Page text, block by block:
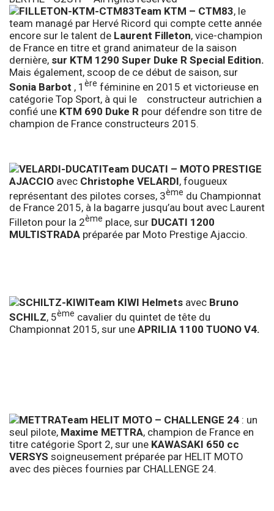
Team KTM – CTM83, le
team managé par Hervé Ricord qui compte cette année
encore sur le talent de Laurent Filleton, vice-champion
de France en titre et grand animateur de la saison
dernière, sur KTM 1290 Super Duke R Special Edition.
Mais également, scoop de ce début de saison, sur
Sonia Barbot , 1 ère féminine en 2015 et victorieuse en
catégorie Top Sport, à qui le constructeur autrichien a
confié une KTM 690 Duke R pour défendre son titre de
champion de France constructeurs 2015.
Team DUCATI – MOTO PRESTIGE
AJACCIO avec Christophe VELARDI, fougueux
représentant des pilotes corses, 3ème du Championnat
de France 2015, à la bagarre jusqu’au bout avec Laurent
Filleton pour la 2ème place, sur DUCATI 1200
MULTISTRADA préparée par Moto Prestige Ajaccio.
Team KIWI Helmets avec Bruno
SCHILZ, 5ème cavalier du quintet de tête du
Championnat 2015, sur une APRILIA 1100 TUONO V4.
Team HELIT MOTO – CHALLENGE 24 : un
seul pilote, Maxime METTRA, champion de France en
titre catégorie Sport 2, sur une KAWASAKI 650 cc
VERSYS soigneusement préparée par HELIT MOTO
avec des pièces fournies par CHALLENGE 24.